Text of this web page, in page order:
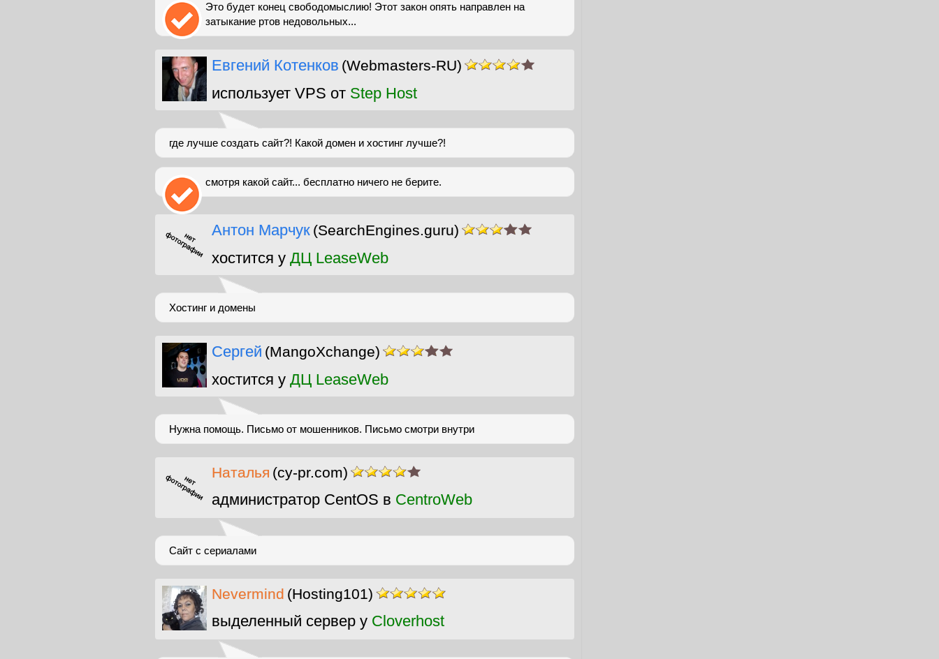
Это будет конец свободомыслию! Этот закон опять направлен на
затыкание ртов недовольных...
Евгений Котенков (Webmasters-RU)
использует VPS от Step Host
где лучше создать сайт?! Какой домен и хостинг лучше?!
смотря какой сайт... бесплатно ничего не берите.
Антон Марчук (SearchEngines.guru)
хостится у ДЦ LeaseWeb
Хостинг и домены
Сергей (MangoXchange)
хостится у ДЦ LeaseWeb
Нужна помощь. Письмо от мошенников. Письмо смотри внутри
Наталья (cy-pr.com)
администратор CentOS в CentroWeb
Сайт с сериалами
Nevermind (Hosting101)
выделенный сервер у Cloverhost